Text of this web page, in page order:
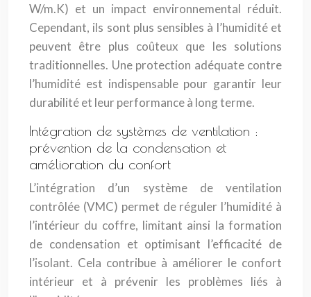
W/m.K) et un impact environnemental réduit.
Cependant, ils sont plus sensibles à l’humidité et
peuvent être plus coûteux que les solutions
traditionnelles. Une protection adéquate contre
l’humidité est indispensable pour garantir leur
durabilité et leur performance à long terme.
Intégration de systèmes de ventilation :
prévention de la condensation et
amélioration du confort
L’intégration d’un système de ventilation
contrôlée (VMC) permet de réguler l’humidité à
l’intérieur du coffre, limitant ainsi la formation
de condensation et optimisant l’efficacité de
l’isolant. Cela contribue à améliorer le confort
intérieur et à prévenir les problèmes liés à